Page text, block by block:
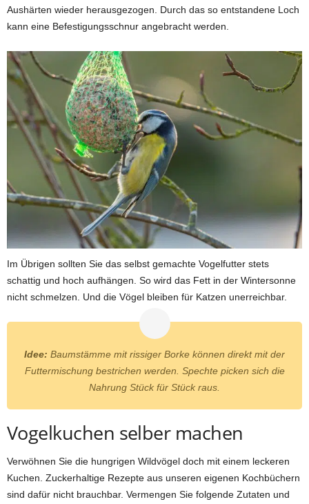
Aushärten wieder herausgezogen. Durch das so entstandene Loch
kann eine Befestigungsschnur angebracht werden.
Im Übrigen sollten Sie das selbst gemachte Vogelfutter stets
schattig und hoch aufhängen. So wird das Fett in der Wintersonne
nicht schmelzen. Und die Vögel bleiben für Katzen unerreichbar.
Idee: Baumstämme mit rissiger Borke können direkt mit der
Futtermischung bestrichen werden. Spechte picken sich die
Nahrung Stück für Stück raus.
Vogelkuchen selber machen
Verwöhnen Sie die hungrigen Wildvögel doch mit einem leckeren
Kuchen. Zuckerhaltige Rezepte aus unseren eigenen Kochbüchern
sind dafür nicht brauchbar. Vermengen Sie folgende Zutaten und